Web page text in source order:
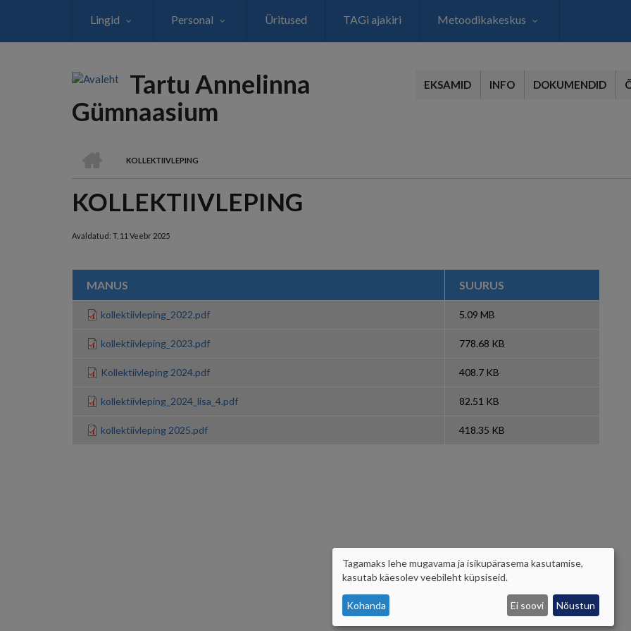
Lingid Personal Üritused TAGi ajakiri Metoodikakeskus
Tartu Annelinna
Gümnaasium
EKSAMID INFO DOKUMENDID
LEIVAPURU
KOLLEKTIIVLEPING
KOLLEKTIIVLEPING
Avaldatud: T, 11 Veebr 2025
MANUS SUURUS
kollektiivleping_2022.pdf 5.09 MB
kollektiivleping_2023.pdf 778.68 KB
Kollektiivleping 2024.pdf 408.7 KB
kollektiivleping_2024_lisa_4.pdf 82.51 KB
kollektiivleping 2025.pdf 418.35 KB
ISIKUANDMETE
JA
Tagamaks lehe mugavama ja isikupärasema kasutamise,
kasutab käesolev veebileht küpsiseid.
Kohanda Ei soovi Nõustun